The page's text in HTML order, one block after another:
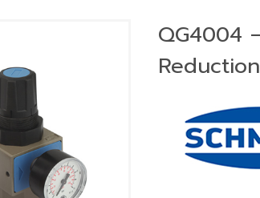
QG4004